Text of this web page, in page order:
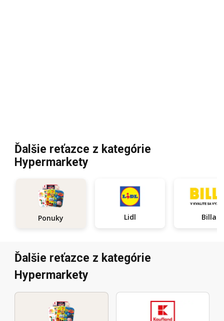
Ďalšie reťazce z kategórie
Hypermarkety
Ponuky Lidl Billa
Ďalšie reťazce z kategórie
Hypermarkety